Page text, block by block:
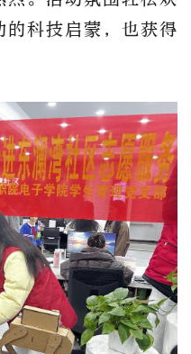
的科技启蒙，也获得